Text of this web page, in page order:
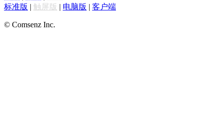
标准版 | 触屏版 | 电脑版 | 客户端
© Comsenz Inc.